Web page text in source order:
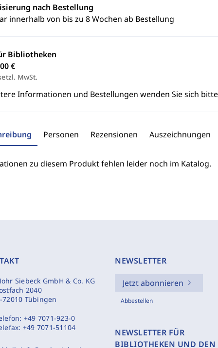
nach Bestellung
innerhalb von bis zu 8 Wochen ab Bestellung
Bibliotheken
€
MwSt.
Informationen und Bestellungen wenden Sie sich
Personen Rezensionen Auszeichnungen
zu diesem Produkt fehlen leider noch im Katalog.
Siebeck GmbH & Co. KG
2040
72010 Tübingen
+49 7071-923-0
+49 7071-51104
NEWSLETTER
Jetzt abonnieren
Abbestellen
NEWSLETTER FÜR
BIBLIOTHEKEN UND DEN